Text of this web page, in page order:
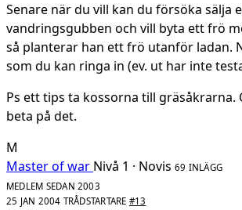
Senare när du vill kan du försöka sälja
vandringsgubben och vill byta ett frö
så planterar han ett frö utanför ladan.
som du kan ringa in (ev. ut har inte
Ps ett tips ta kossorna till
beta på det.
M
Master of war Nivå 1 · Novis 69 INLÄGG
MEDLEM SEDAN 2003
25 JAN 2004 TRÅDSTARTARE #13